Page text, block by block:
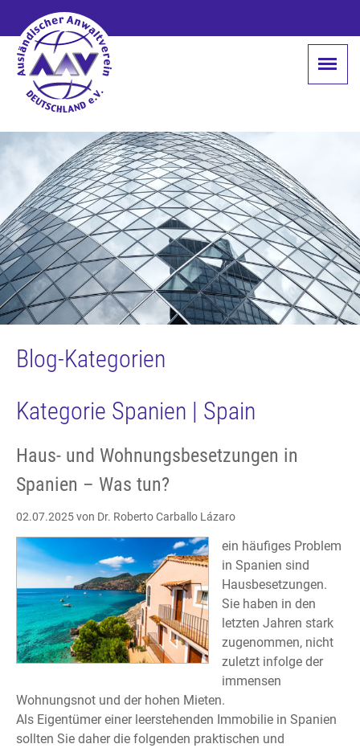
Blog-Kategorien
Kategorie Spanien | Spain
Haus- und Wohnungsbesetzungen in
Spanien – Was tun?
02.07.2025von Dr. Roberto Carballo Lázaro
ein häufiges Problem
in Spanien sind
Hausbesetzungen.
Sie haben in den
letzten Jahren stark
zugenommen, nicht
zuletzt infolge der
immensen
Wohnungsnot und der hohen Mieten.
Als Eigentümer einer leerstehenden Immobilie in Spanien
sollten Sie daher die folgenden praktischen und